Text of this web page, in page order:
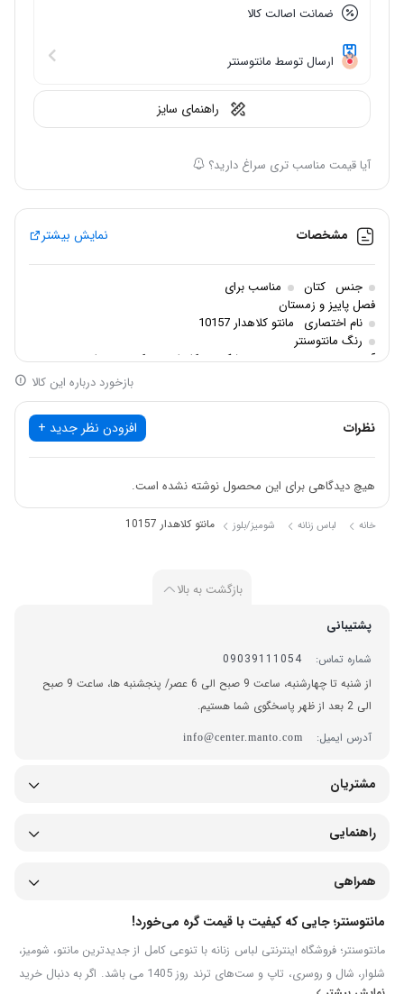
ضمانت اصالت کالا
ارسال توسط مانتوسنتر
راهنمای سایز
آیا قیمت مناسب تری سراغ دارید؟
مشخصات نمایش بیشتر
جنس کتان
مناسب برای
فصل پاییز و زمستان
نام اختصاری
مانتو کلاهدار 10157
رنگ مانتوسنتر
آبی, سبز, سبز سیج, سفید, مشکی, موکا, نارنجی, کرم
سایزبندی
بازخورد درباره این کالا
نظرات افزودن نظر جدید +
هیچ دیدگاهی برای این محصول نوشته نشده است.
خانه لباس زنانه شومیز/بلوز مانتو کلاهدار 10157
بازگشت به بالا
پشتیبانی
شماره تماس:
09039111054
از شنبه تا چهارشنبه، ساعت 9 صبح الی 6 عصر/ پنجشنبه ها، ساعت 9 صبح
الی 2 بعد از ظهر پاسخگوی شما هستیم.
آدرس ایمیل:
info@center.manto.com
مشتریان
راهنمایی
همراهی
مانتوسنتر؛ جایی که کیفیت با قیمت گره می‌خورد!
مانتوسنتر؛ فروشگاه اینترنتی لباس زنانه با تنوعی کامل از جدیدترین مانتو، شومیز،
شلوار، شال و روسری، تاپ و ست‌های ترند روز 1405 می باشد. اگر به دنبال خرید